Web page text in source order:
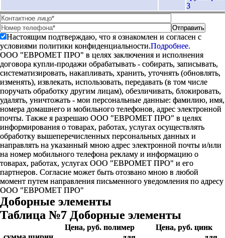
Настоящим подтверждаю, что я ознакомлен и согласен с
условиями политики конфиденциальности.Подробнее.
ООО "ЕВРОМЕТ ПРО" в целях заключения и исполнения
договора купли-продажи обрабатывать - собирать, записывать,
систематизировать, накапливать, хранить, уточнять (обновлять,
изменять), извлекать, использовать, передавать (в том числе
поручать обработку другим лицам), обезличивать, блокировать,
удалять, уничтожать - мои персональные данные: фамилию, имя,
номера домашнего и мобильного телефонов, адрес электронной
почты. Также я разрешаю ООО "ЕВРОМЕТ ПРО" в целях
информирования о товарах, работах, услугах осуществлять
обработку вышеперечисленных персональных данных и
направлять на указанный мною адрес электронной почты и/или
на номер мобильного телефона рекламу и информацию о
товарах, работах, услугах ООО "ЕВРОМЕТ ПРО" и его
партнеров. Согласие может быть отозвано мною в любой
момент путем направления письменного уведомления по адресу
ООО "ЕВРОМЕТ ПРО"
Доборные элементы
Таблица №7 Доборные элементы
Цена, руб. полимер
Цена, руб. цинк